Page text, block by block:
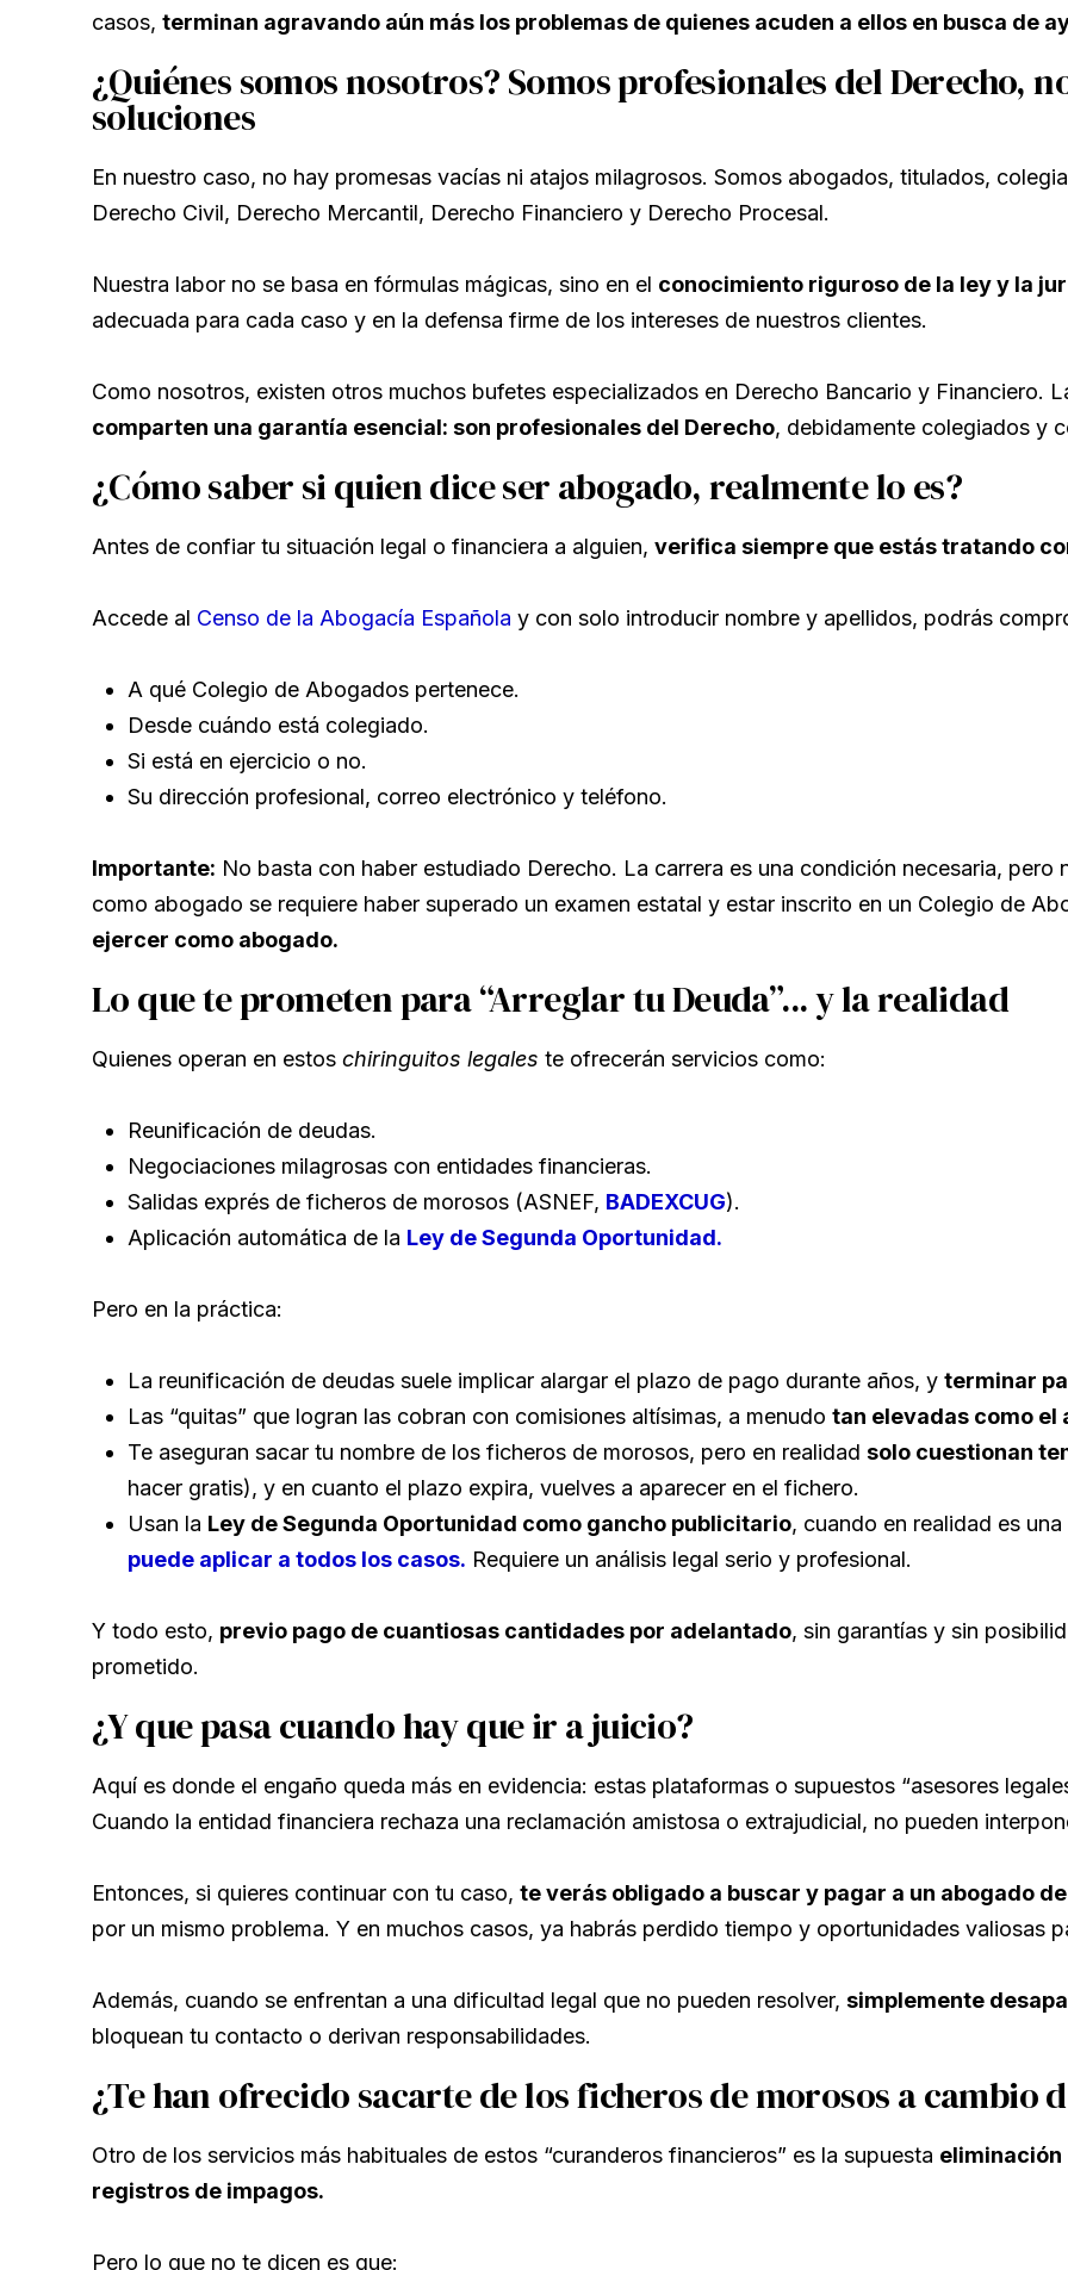
casos, terminan agravando aún más los problemas de quienes acuden a ellos en busca de
¿Quiénes somos nosotros? Somos profesionales del Derecho,
soluciones
En nuestro caso, no hay promesas vacías ni atajos milagrosos. Somos abogados, titulados,
Derecho Civil, Derecho Mercantil, Derecho Financiero y Derecho Procesal.
Nuestra labor no se basa en fórmulas mágicas, sino en el conocimiento riguroso de la ley y la
adecuada para cada caso y en la defensa firme de los intereses de nuestros clientes.
Como nosotros, existen otros muchos bufetes especializados en Derecho Bancario y Financiero.
comparten una garantía esencial: son profesionales del Derecho, debidamente colegiados y
¿Cómo saber si quien dice ser abogado, realmente lo es?
Antes de confiar tu situación legal o financiera a alguien, verifica siempre que estás tratando
Accede al Censo de la Abogacía Española y con solo introducir nombre y apellidos, podrás
A qué Colegio de Abogados pertenece.
Desde cuándo está colegiado.
Si está en ejercicio o no.
Su dirección profesional, correo electrónico y teléfono.
Importante: No basta con haber estudiado Derecho. La carrera es una condición necesaria,
como abogado se requiere haber superado un examen estatal y estar inscrito en un Colegio de
ejercer como abogado.
Lo que te prometen para “Arreglar tu Deuda”... y la realidad
Quienes operan en estos chiringuitos legales te ofrecerán servicios como:
Reunificación de deudas.
Negociaciones milagrosas con entidades financieras.
Salidas exprés de ficheros de morosos (ASNEF, BADEXCUG).
Aplicación automática de la Ley de Segunda Oportunidad.
Pero en la práctica:
La reunificación de deudas suele implicar alargar el plazo de pago durante años, y terminar
Las “quitas” que logran las cobran con comisiones altísimas, a menudo tan elevadas como el
Te aseguran sacar tu nombre de los ficheros de morosos, pero en realidad solo cuestionan
hacer gratis), y en cuanto el plazo expira, vuelves a aparecer en el fichero.
Usan la Ley de Segunda Oportunidad como gancho publicitario, cuando en realidad es
puede aplicar a todos los casos. Requiere un análisis legal serio y profesional.
Y todo esto, previo pago de cuantiosas cantidades por adelantado, sin garantías y sin
prometido.
¿Y que pasa cuando hay que ir a juicio?
Aquí es donde el engaño queda más en evidencia: estas plataformas o supuestos “asesores
Cuando la entidad financiera rechaza una reclamación amistosa o extrajudicial, no pueden
Entonces, si quieres continuar con tu caso, te verás obligado a buscar y pagar a un abogado
por un mismo problema. Y en muchos casos, ya habrás perdido tiempo y oportunidades valiosas
Además, cuando se enfrentan a una dificultad legal que no pueden resolver, simplemente
bloquean tu contacto o derivan responsabilidades.
¿Te han ofrecido sacarte de los ficheros de morosos a cambio
Otro de los servicios más habituales de estos “curanderos financieros” es la supuesta
registros de impagos.
Pero lo que no te dicen es que: